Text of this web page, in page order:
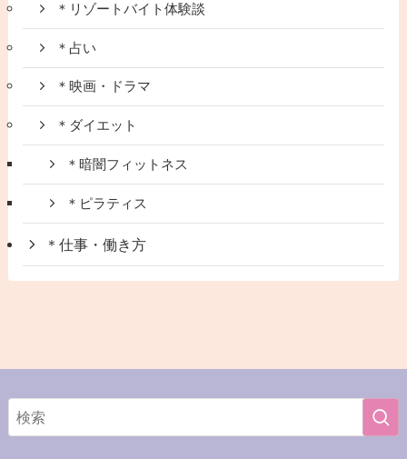
＊リゾートバイト体験談
＊占い
＊映画・ドラマ
＊ダイエット
＊暗闇フィットネス
＊ピラティス
＊仕事・働き方